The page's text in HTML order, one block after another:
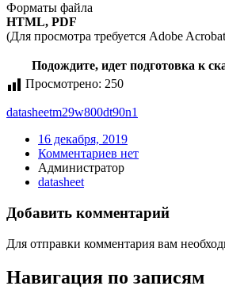
Форматы файла
HTML, PDF
(Для просмотра требуется Adobe
Подождите, идет подготовка к
Просмотрено: 250
datasheetm29w800dt90n1
16 декабря, 2019
Комментариев нет
Администратор
datasheet
Добавить комментарий
Для отправки комментария вам
Навигация по записям